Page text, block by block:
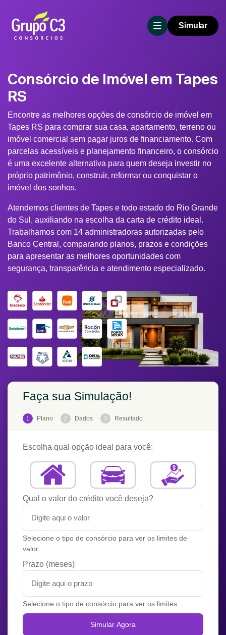
Simular
Consórcio de Imóvel em Tapes
RS
Encontre as melhores opções de consórcio de imóvel em
Tapes RS para comprar sua casa, apartamento, terreno ou
imóvel comercial sem pagar juros de financiamento. Com
parcelas acessíveis e planejamento financeiro, o consórcio
é uma excelente alternativa para quem deseja investir no
próprio patrimônio, construir, reformar ou conquistar o
imóvel dos sonhos.
Atendemos clientes de Tapes e todo estado do Rio Grande
do Sul, auxiliando na escolha da carta de crédito ideal.
Trabalhamos com 14 administradoras autorizadas pelo
Banco Central, comparando planos, prazos e condições
para apresentar as melhores oportunidades com
segurança, transparência e atendimento especializado.
Faça sua Simulação!
1 Plano 2 Dados 3 Resultado
Escolha qual opção ideal para você:
Qual o valor do crédito você deseja?
Selecione o tipo de consórcio para ver os limites de
valor.
Prazo (meses)
Selecione o tipo de consórcio para ver os limites.
Simular Agora